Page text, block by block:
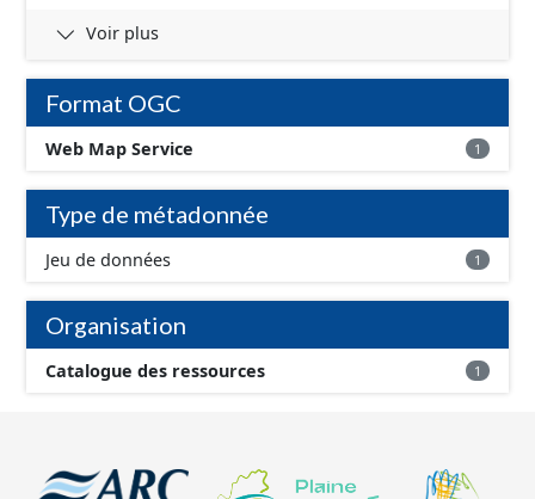
Voir plus
Format OGC
Web Map Service 1
Type de métadonnée
Jeu de données 1
Organisation
Catalogue des ressources 1